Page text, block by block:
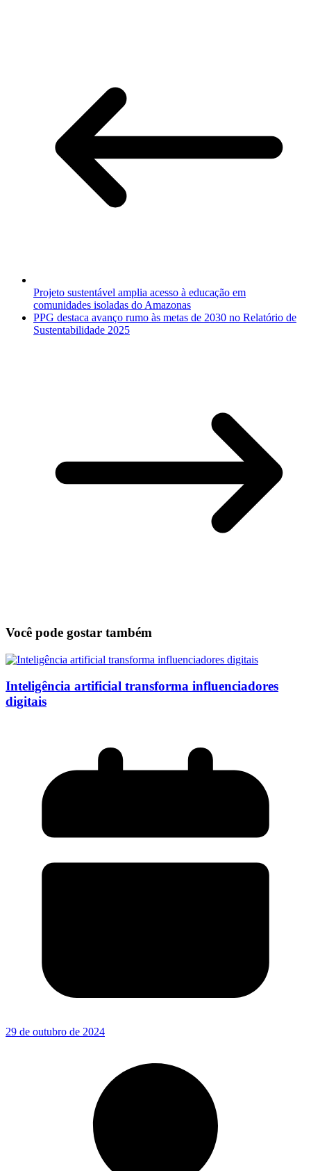
Projeto sustentável amplia acesso à educação em
comunidades isoladas do Amazonas
PPG destaca avanço rumo às metas de 2030 no Relatório de
Sustentabilidade 2025
Você pode gostar também
Inteligência artificial transforma influenciadores
digitais
29 de outubro de 2024